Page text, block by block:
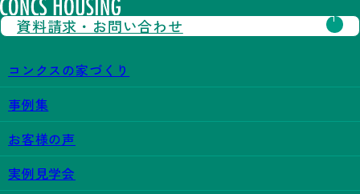
コンクスの家づくり
事例集
お客様の声
実例見学会
資料請求・ お問い合わせ